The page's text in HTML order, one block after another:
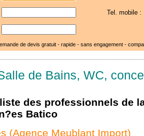
Tel. mobile :
de devis gratuit - rapide - sans engagement -
de Bains, WC,
des professionnels de
Batico
(Agence Meublant Import)